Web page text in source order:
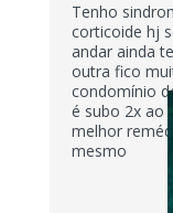
Tenho
corticoide hj
andar ainda
outra fico
condomínio
é subo 2x ao
melhor
mesmo